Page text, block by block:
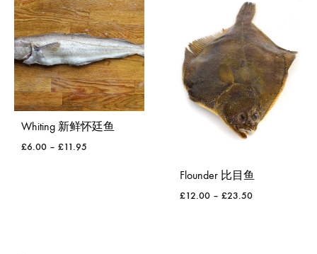
Whiting 新鲜怀廷鱼
£6.00 – £11.95
Flounder 比目鱼
£12.00 – £23.50